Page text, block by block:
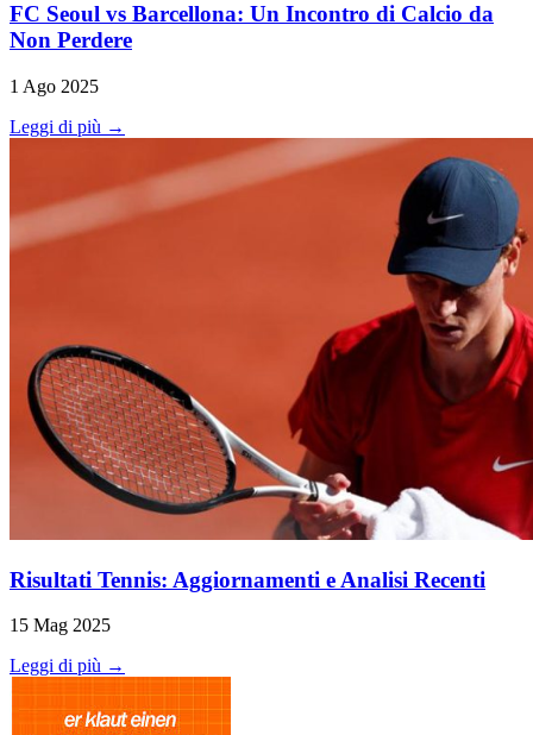
FC Seoul vs Barcellona: Un Incontro di Calcio da
Non Perdere
1 Ago 2025
Leggi di più →
Risultati Tennis: Aggiornamenti e Analisi Recenti
15 Mag 2025
Leggi di più →